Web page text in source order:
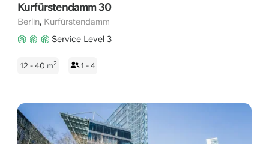
Kurfürstendamm 30
Berlin, Kurfürstendamm
Service Level 3
12 - 40 m2 1 - 4